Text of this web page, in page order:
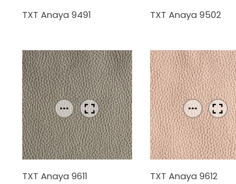
TXT Anaya 9491 TXT Anaya 9502
TXT Anaya 9611 TXT Anaya 9612